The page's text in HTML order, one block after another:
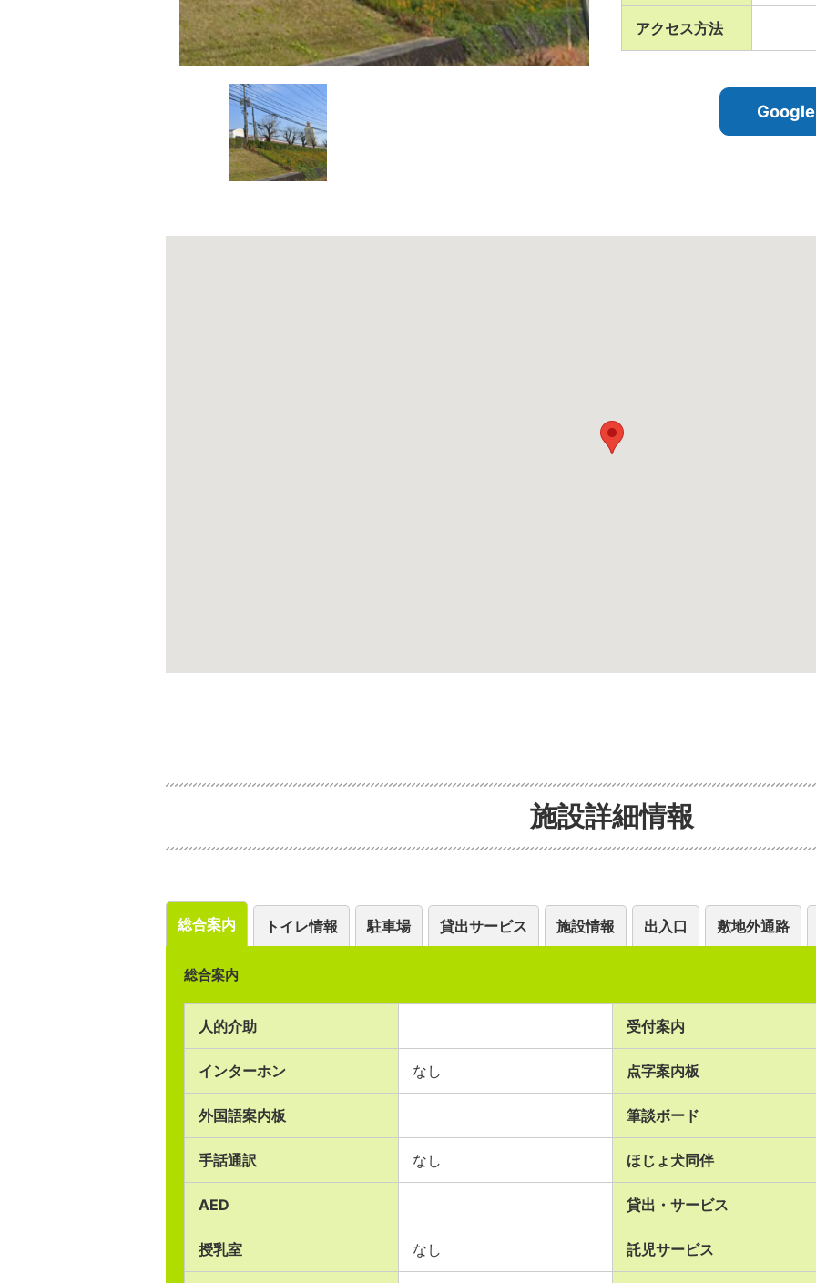
アクセス方法
Google
施設詳細情報
総合案内 トイレ情報 駐車場 貸出サービス 施設情報 出入口 敷地外通路
総合案内
人的介助 受付案内
インターホン なし 点字案内板
外国語案内板 筆談ボード
手話通訳 なし ほじょ犬同伴
AED 貸出・サービス
授乳室 なし 託児サービス